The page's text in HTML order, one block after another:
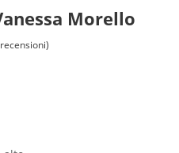
Morello